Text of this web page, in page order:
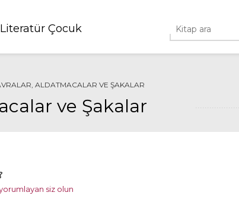
Literatür Çocuk
ALDATMACALAR VE ŞAKALAR
ve Şakalar
siz olun